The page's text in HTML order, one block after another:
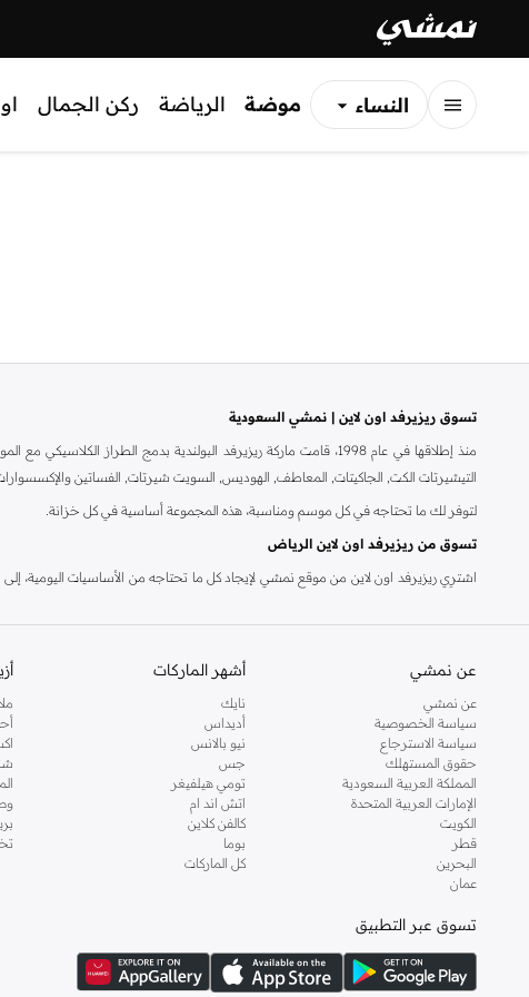
النساء
موضة الرياضة ركن الجمال
تسوق ريزيرفد اون لاين | نمشي السعودية
منذ إطلاقها في عام 1998، قامت ماركة ريزيرفد البولندية بدمج
التيشيرتات الكت, الجاكيتات, المعاطف, الهوديس, السويت شيرتات, الفساتين
لتوفر لك ما تحتاجه في كل موسم ومناسبة، هذه المجموعة أساسية في كل خزانة.
تسوق من ريزيرفد اون لاين الرياض
اشترِي ريزيرفد اون لاين من موقع نمشي لإيجاد كل ما تحتاجه من الأساسيات اليومية، إلى
نقداً عند التسليم و وخدمة الإرجاع خلال 14 يوم. لجعل التسوق من ريزيرفد اون لاين أكثر سهولة.
عن نمشي
عن نمشي
سياسة الخصوصية
سياسة الاسترجاع
حقوق المستهلك
المملكة العربية السعودية
الإمارات العربية المتحدة
الكويت
قطر
البحرين
عمان
أشهر الماركات
نايك
أديداس
نيو بالانس
جس
تومي هيلفيغر
اتش اند ام
كالفن كلاين
بوما
كل الماركات
تسوق عبر التطبيق